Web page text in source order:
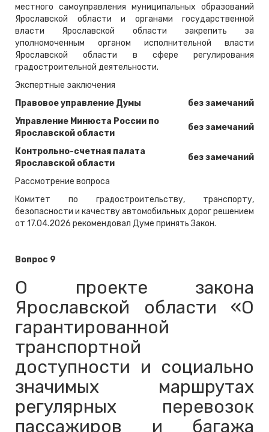
местного самоуправления муниципальных образований
Ярославской области и органами государственной
власти Ярославской области закрепить за
уполномоченным органом исполнительной власти
Ярославской области в сфере регулирования
градостроительной деятельности.
Экспертные заключения
Правовое управление Думы
без замечаний
Управление Минюста России по
Ярославской области
без замечаний
Контрольно-счетная палата
Ярославской области
без замечаний
Рассмотрение вопроса
Комитет по градостроительству, транспорту,
безопасности и качеству автомобильных дорог решением
от 17.04.2026 рекомендовал Думе принять Закон.
Вопрос 9
О проекте закона
Ярославской области «О
гарантированной
транспортной
доступности и социально
значимых маршрутах
регулярных перевозок
пассажиров и багажа